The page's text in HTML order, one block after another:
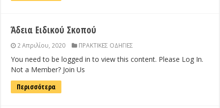
Άδεια Ειδικού Σκοπού
2 Απριλίου, 2020 ΠΡΑΚΤΙΚΕΣ ΟΔΗΓΙΕΣ
You need to be logged in to view this content. Please Log In.
Not a Member? Join Us
Περισσότερα